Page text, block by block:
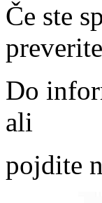
Če ste
Do
ali
pojdite